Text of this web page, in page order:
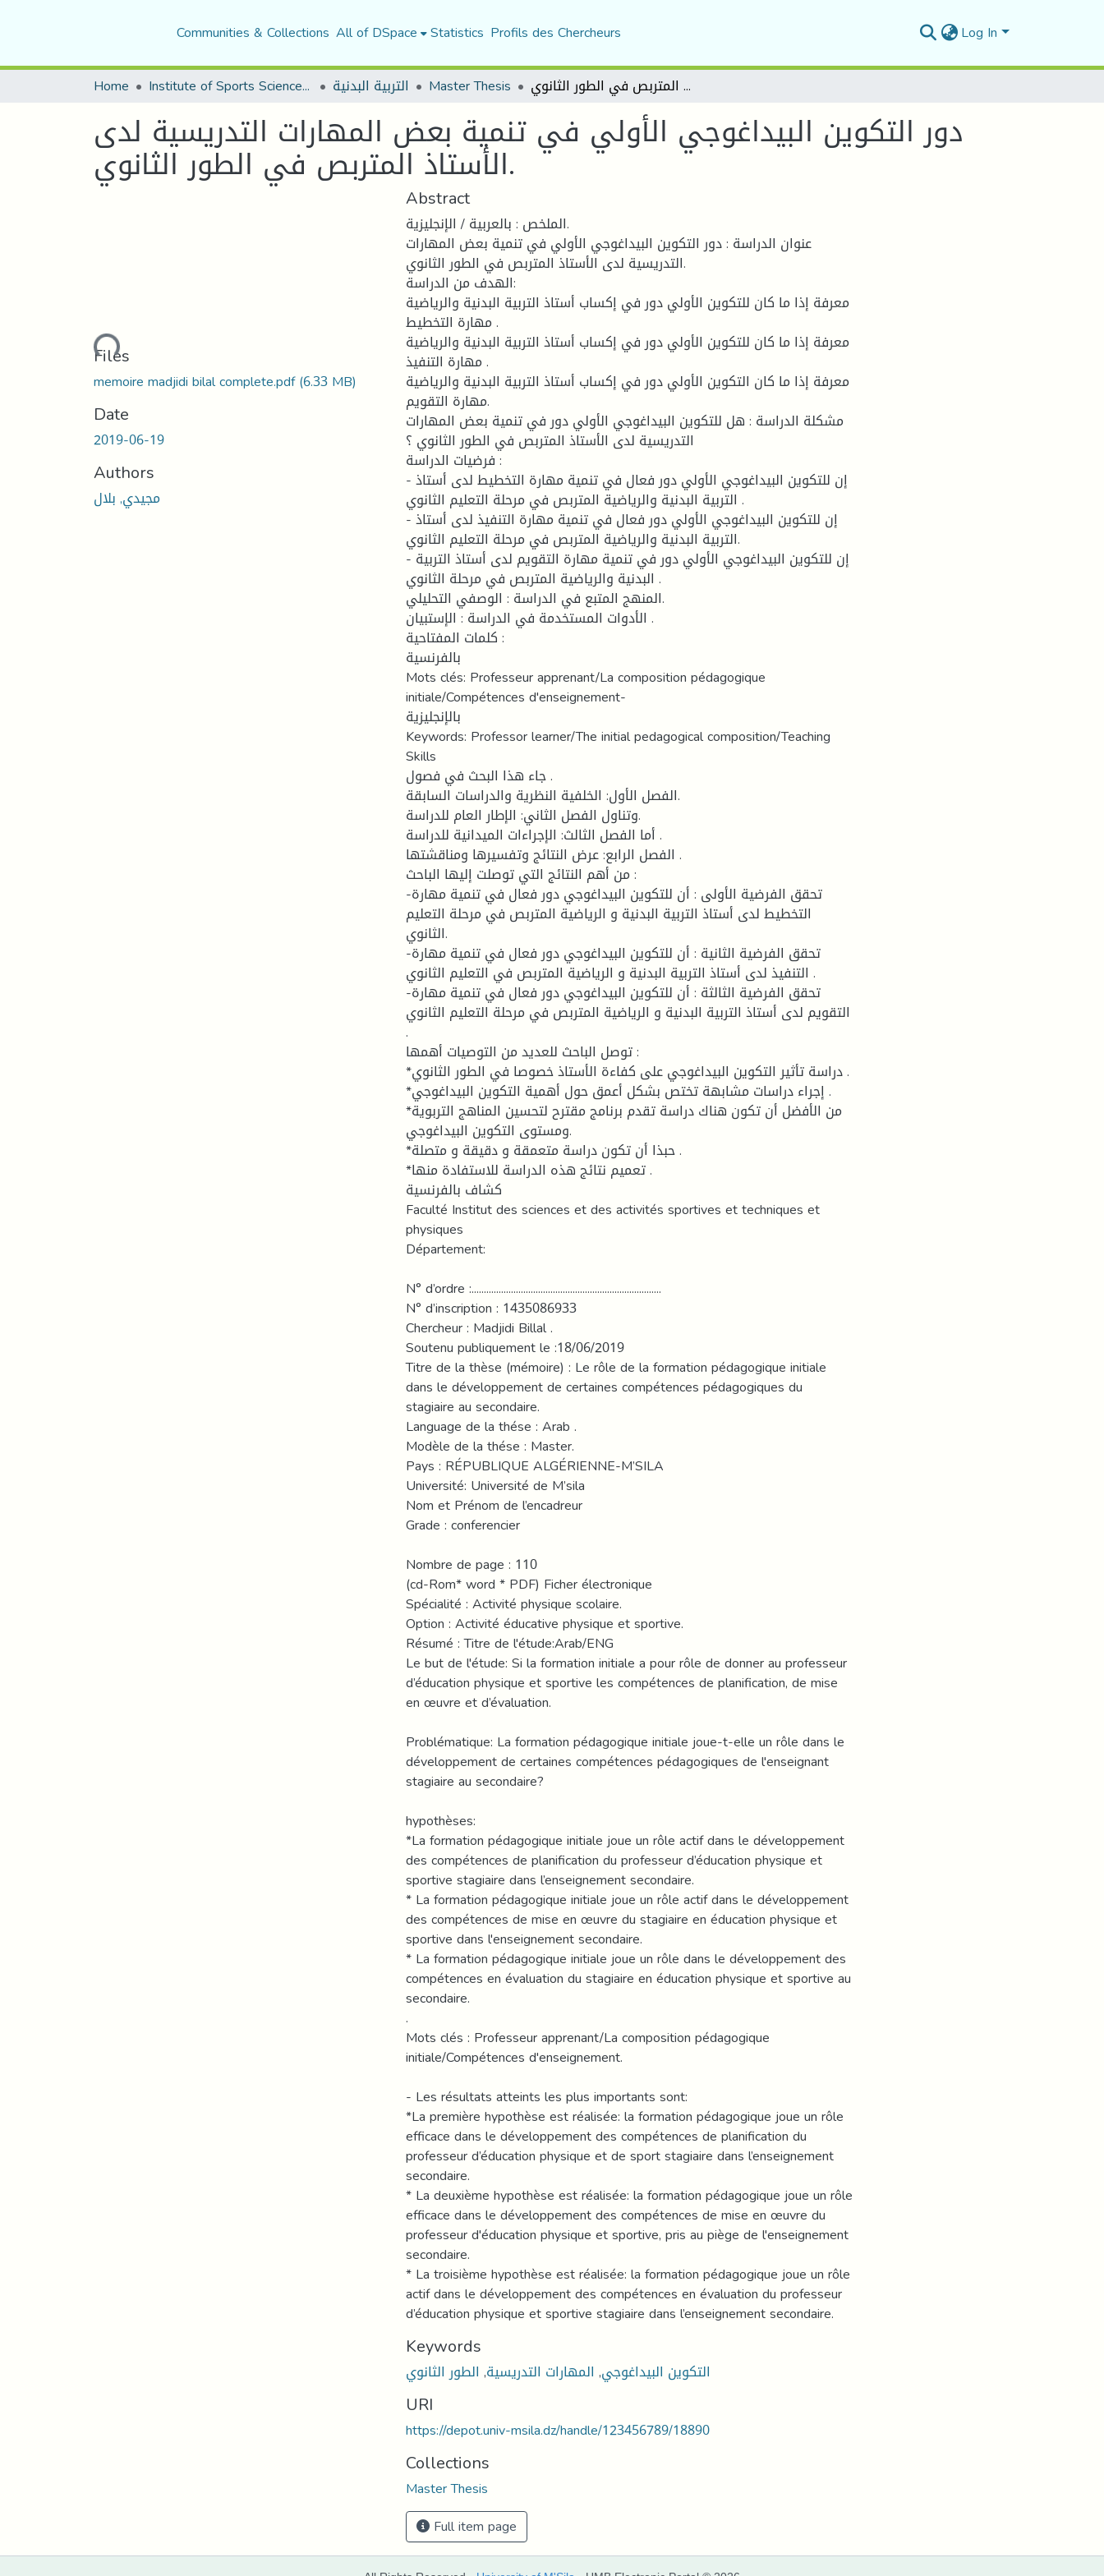
Communities & Collections All of DSpace Statistics Profils des Chercheurs Log In
Home Institute of Sports Sciences and Techniques التربية البدنية Master Thesis دور التكوين البيداغوجي الأولي في تنمية بعض المهارات التدريسية لدى الأستاذ المتربص في الطور الثانوي.
دور التكوين البيداغوجي الأولي في تنمية بعض المهارات التدريسية لدى
الأستاذ المتربص في الطور الثانوي.
Loading...
Files
memoire madjidi bilal complete.pdf(6.33 MB)
Date
2019-06-19
Authors
مجيدي, بلال
Abstract
الملخص : بالعربية / الإنجليزية.
عنوان الدراسة : دور التكوين البيداغوجي الأولي في تنمية بعض المهارات
التدريسية لدى الأستاذ المتربص في الطور الثانوي.
الهدف من الدراسة:
معرفة إذا ما كان للتكوين الأولي دور في إكساب أستاذ التربية البدنية والرياضية
مهارة التخطيط .
معرفة إذا ما كان للتكوين الأولي دور في إكساب أستاذ التربية البدنية والرياضية
مهارة التنفيذ .
معرفة إذا ما كان التكوين الأولي دور في إكساب أستاذ التربية البدنية والرياضية
مهارة التقويم.
مشكلة الدراسة : هل للتكوين البيداغوجي الأولي دور في تنمية بعض المهارات
التدريسية لدى الأستاذ المتربص في الطور الثانوي ؟
فرضيات الدراسة :
- إن للتكوين البيداغوجي الأولي دور فعال في تنمية مهارة التخطيط لدى أستاذ
التربية البدنية والرياضية المتربص في مرحلة التعليم الثانوي .
- إن للتكوين البيداغوجي الأولي دور فعال في تنمية مهارة التنفيذ لدى أستاذ
التربية البدنية والرياضية المتربص في مرحلة التعليم الثانوي.
- إن للتكوين البيداغوجي الأولي دور في تنمية مهارة التقويم لدى أستاذ التربية
البدنية والرياضية المتربص في مرحلة الثانوي .
المنهج المتبع في الدراسة : الوصفي التحليلي.
الأدوات المستخدمة في الدراسة : الإستبيان .
كلمات المفتاحية :
بالفرنسية
Mots clés: Professeur apprenant/La composition pédagogique
initiale/Compétences d'enseignement-
بالإنجليزية
Keywords: Professor learner/The initial pedagogical composition/Teaching
Skills
جاء هذا البحث في فصول .
الفصل الأول: الخلفية النظرية والدراسات السابقة.
وتناول الفصل الثاني: الإطار العام للدراسة.
أما الفصل الثالث: الإجراءات الميدانية للدراسة .
الفصل الرابع: عرض النتائج وتفسيرها ومناقشتها .
من أهم النتائج التي توصلت إليها الباحث :
-تحقق الفرضية الأولى : أن للتكوين البيداغوجي دور فعال في تنمية مهارة
التخطيط لدى أستاذ التربية البدنية و الرياضية المتربص في مرحلة التعليم
الثانوي.
-تحقق الفرضية الثانية : أن للتكوين البيداغوجي دور فعال في تنمية مهارة
التنفيذ لدى أستاذ التربية البدنية و الرياضية المتربص في التعليم الثانوي .
-تحقق الفرضية الثالثة : أن للتكوين البيداغوجي دور فعال في تنمية مهارة
التقويم لدى أستاذ التربية البدنية و الرياضية المتربص في مرحلة التعليم الثانوي
.
توصل الباحث للعديد من التوصيات أهمها :
*دراسة تأثير التكوين البيداغوجي على كفاءة الأستاذ خصوصا في الطور الثانوي .
*إجراء دراسات مشابهة تختص بشكل أعمق حول أهمية التكوين البيداغوجي .
*من الأفضل أن تكون هناك دراسة تقدم برنامج مقترح لتحسين المناهج التربوية
ومستوى التكوين البيداغوجي.
*حبذا أن تكون دراسة متعمقة و دقيقة و متصلة .
*تعميم نتائج هذه الدراسة للاستفادة منها .
كشاف بالفرنسية
Faculté Institut des sciences et des activités sportives et techniques et
physiques
Département:
N° d’ordre :.............................................................................
N° d’inscription : 1435086933
Chercheur : Madjidi Billal .
Soutenu publiquement le :18/06/2019
Titre de la thèse (mémoire) : Le rôle de la formation pédagogique initiale
dans le développement de certaines compétences pédagogiques du
stagiaire au secondaire.
Language de la thése : Arab .
Modèle de la thése : Master.
Pays : RÉPUBLIQUE ALGÉRIENNE-M’SILA
Université: Université de M’sila
Nom et Prénom de l’encadreur
Grade : conferencier
Nombre de page : 110
(cd-Rom* word * PDF) Ficher électronique
Spécialité : Activité physique scolaire.
Option : Activité éducative physique et sportive.
Résumé : Titre de l'étude:Arab/ENG
Le but de l'étude: Si la formation initiale a pour rôle de donner au professeur
d’éducation physique et sportive les compétences de planification, de mise
en œuvre et d’évaluation.
Problématique: La formation pédagogique initiale joue-t-elle un rôle dans le
développement de certaines compétences pédagogiques de l'enseignant
stagiaire au secondaire?
hypothèses:
*La formation pédagogique initiale joue un rôle actif dans le développement
des compétences de planification du professeur d’éducation physique et
sportive stagiaire dans l’enseignement secondaire.
* La formation pédagogique initiale joue un rôle actif dans le développement
des compétences de mise en œuvre du stagiaire en éducation physique et
sportive dans l'enseignement secondaire.
* La formation pédagogique initiale joue un rôle dans le développement des
compétences en évaluation du stagiaire en éducation physique et sportive au
secondaire.
.
Mots clés : Professeur apprenant/La composition pédagogique
initiale/Compétences d'enseignement.
- Les résultats atteints les plus importants sont:
*La première hypothèse est réalisée: la formation pédagogique joue un rôle
efficace dans le développement des compétences de planification du
professeur d’éducation physique et de sport stagiaire dans l’enseignement
secondaire.
* La deuxième hypothèse est réalisée: la formation pédagogique joue un rôle
efficace dans le développement des compétences de mise en œuvre du
professeur d'éducation physique et sportive, pris au piège de l'enseignement
secondaire.
* La troisième hypothèse est réalisée: la formation pédagogique joue un rôle
actif dans le développement des compétences en évaluation du professeur
d’éducation physique et sportive stagiaire dans l’enseignement secondaire.
Keywords
التكوين البيداغوجي, المهارات التدريسية, الطور الثانوي
URI
https://depot.univ-msila.dz/handle/123456789/18890
Collections
Master Thesis
Full item page